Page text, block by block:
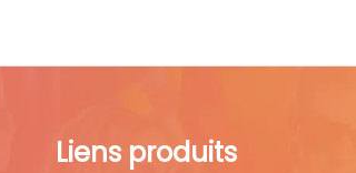
Liens produits